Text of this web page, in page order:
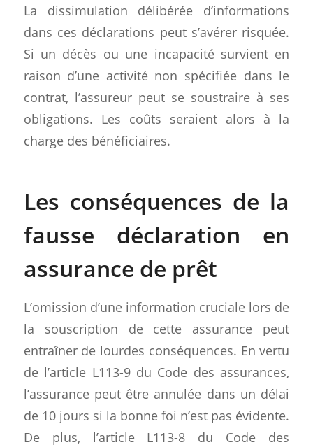
La dissimulation délibérée d’informations
dans ces déclarations peut s’avérer risquée.
Si un décès ou une incapacité survient en
raison d’une activité non spécifiée dans le
contrat, l’assureur peut se soustraire à ses
obligations. Les coûts seraient alors à la
charge des bénéficiaires.
Les conséquences de la
fausse déclaration en
assurance de prêt
L’omission d’une information cruciale lors de
la souscription de cette assurance peut
entraîner de lourdes conséquences. En vertu
de l’article L113-9 du Code des assurances,
l’assurance peut être annulée dans un délai
de 10 jours si la bonne foi n’est pas évidente.
De plus, l’article L113-8 du Code des